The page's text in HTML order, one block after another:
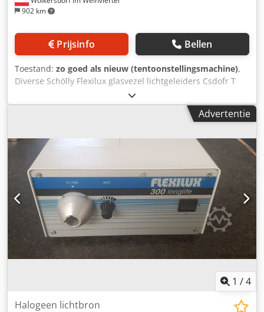
902 km
Prijsinfo Bellen
Toestand: zo goed als nieuw (tentoonstellingsmachine),
Diverse Schölly Flexilux glasvezel lichtgeleiders Csdofr T
Ihjpfx Abwoha - Ringverlichting - Zwanenhals - Enkele
lichtgeleider Vanaf € 100,-- /stuk (single LL) tot € 350,--
(ringlicht groot) Prijzen EXW, staffelkorting mogelijkAdvertentie
1 /4
Halogeen lichtbron